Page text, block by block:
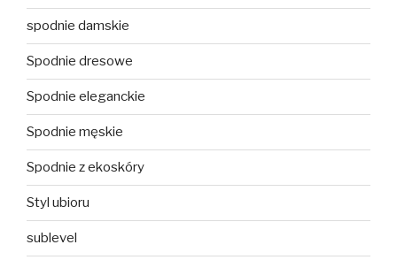
spodnie damskie
Spodnie dresowe
Spodnie eleganckie
Spodnie męskie
Spodnie z ekoskóry
Styl ubioru
sublevel